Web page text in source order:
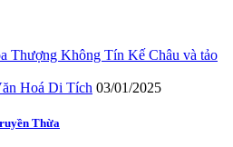
Hoá Di Tích 03/01/2025
Thừa